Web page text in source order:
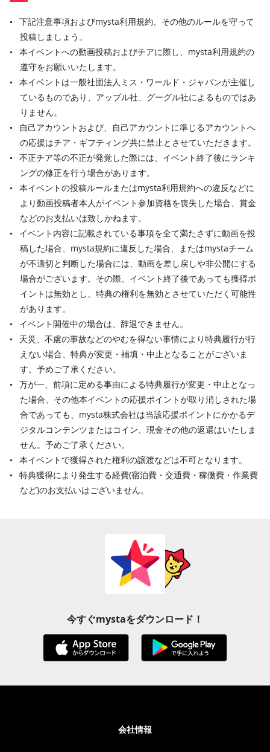
下記注意事項およびmysta利用規約、その他のルールを守って
投稿しましょう。
本イベントへの動画投稿およびチアに際し、mysta利用規約の
遵守をお願いいたします。
本イベントは一般社団法人ミス・ワールド・ジャパンが主催し
ているものであり、アップル社、グーグル社によるものではあ
りません。
自己アカウントおよび、自己アカウントに準じるアカウントへ
の応援はチア・ギフティング共に禁止とさせていただきます。
不正チア等の不正が発覚した際には、イベント終了後にランキ
ングの修正を行う場合があります。
本イベントの投稿ルールまたはmysta利用規約への違反などに
より動画投稿者本人がイベント参加資格を喪失した場合、賞金
などのお支払いは致しかねます。
イベント内容に記載されている事項を全て満たさずに動画を投
稿した場合、mysta規約に違反した場合、またはmystaチーム
が不適切と判断した場合には、動画を差し戻しや非公開にする
場合がございます。その際、イベント終了後であっても獲得ポ
イントは無効とし、特典の権利を無効とさせていただく可能性
があります。
イベント開催中の場合は、辞退できません。
天災、不慮の事故などのやむを得ない事情により特典履行が行
えない場合、特典が変更・補填・中止となることがございま
す。予めご了承ください。
万が一、前項に定める事由による特典履行が変更・中止となっ
た場合、その他本イベントの応援ポイントが取り消しされた場
合であっても、mysta株式会社は当該応援ポイントにかかるデ
ジタルコンテンツまたはコイン、現金その他の返還はいたしま
せん。予めご了承ください。
本イベントで獲得された権利の譲渡などは不可となります。
特典獲得により発生する経費(宿泊費・交通費・稼働費・作業費
など)のお支払いはございません。
今すぐmystaをダウンロード！
会社情報